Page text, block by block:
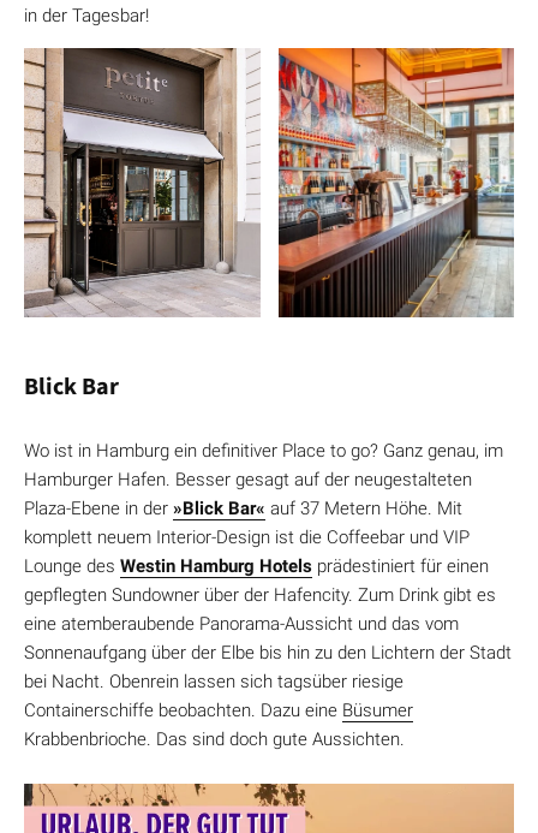
in der Tagesbar!
Blick Bar
Wo ist in Hamburg ein definitiver Place to go? Ganz genau, im
Hamburger Hafen. Besser gesagt auf der neugestalteten
Plaza-Ebene in der »Blick Bar« auf 37 Metern Höhe. Mit
komplett neuem Interior-Design ist die Coffeebar und VIP
Lounge des Westin Hamburg Hotels prädestiniert für einen
gepflegten Sundowner über der Hafencity. Zum Drink gibt es
eine atemberaubende Panorama-Aussicht und das vom
Sonnenaufgang über der Elbe bis hin zu den Lichtern der Stadt
bei Nacht. Obenrein lassen sich tagsüber riesige
Containerschiffe beobachten. Dazu eine Büsumer
Krabbenbrioche. Das sind doch gute Aussichten.